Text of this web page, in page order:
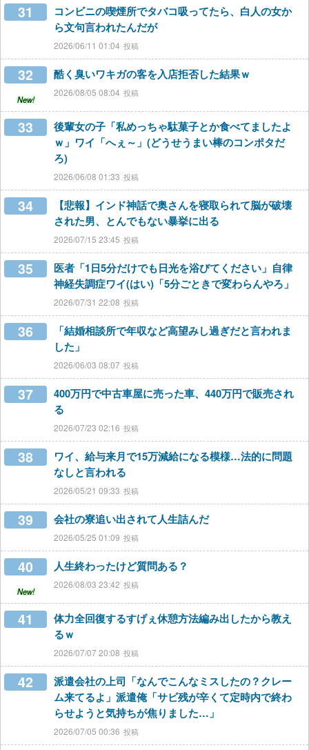
31
コンビニの喫煙所でタバコ吸ってたら、白人の女か
ら文句言われたんだが
2026/06/11 01:04
32
New!
酷く臭いワキガの客を入店拒否した結果ｗ
2026/08/05 08:04
33
後輩女の子「私めっちゃ駄菓子とか食べてましたよ
ｗ」ワイ「へぇ～」(どうせうまい棒のコンポタだ
ろ)
2026/06/08 01:33
34
【悲報】インド神話で奥さんを寝取られて脳が破壊
された男、とんでもない暴挙に出る
2026/07/15 23:45
35
医者「1日5分だけでも日光を浴びてください」自律
神経失調症ワイ(はい)「5分ごときで変わらんやろ」
2026/07/31 22:08
36
「結婚相談所で年収など高望みし過ぎだと言われま
した」
2026/06/03 08:07
37
400万円で中古車屋に売った車、440万円で販売され
る
2026/07/23 02:16
38
ワイ、給与来月で15万減給になる模様…法的に問題
なしと言われる
2026/05/21 09:33
39 会社の寮追い出されて人生詰んだ
2026/05/25 01:09
40
New!
人生終わったけど質問ある？
2026/08/03 23:42
41
体力全回復するすげぇ休憩方法編み出したから教え
るｗ
2026/07/07 20:08
42
派遣会社の上司「なんでこんなミスしたの？クレー
ム来てるよ」派遣俺「サビ残が辛くて定時内で終わ
らせようと気持ちが焦りました…」
2026/07/05 00:36